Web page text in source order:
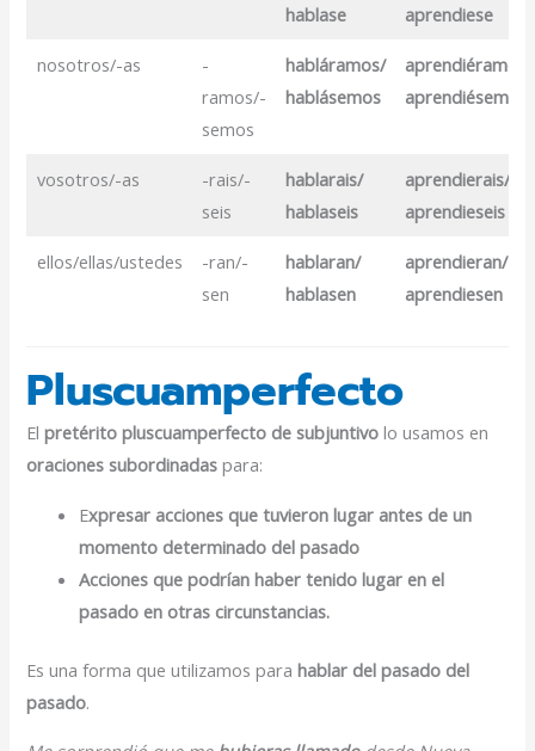
hablase
aprendiese
nosotros/-as
-
ramos/-
semos
habláramos/
hablásemos
aprendiéramos/
aprendiésemos
vosotros/-as
-rais/-
seis
hablarais/
hablaseis
aprendierais/
aprendieseis
ellos/ellas/ustedes
-ran/-
sen
hablaran/
hablasen
aprendieran/
aprendiesen
Pluscuamperfecto
Elpretérito pluscuamperfecto de subjuntivo lo usamos en
oraciones subordinadas para:
Expresar acciones que tuvieron lugar antes de un
momento determinado del pasado
Acciones que podrían haber tenido lugar en el
pasado en otras circunstancias.
Es una forma que utilizamos parahablar del pasado del
pasado.